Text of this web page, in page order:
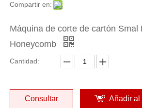
Compartir en:
Máquina de corte de cartón Smal
Honeycomb
Cantidad:
Consultar Añadir al